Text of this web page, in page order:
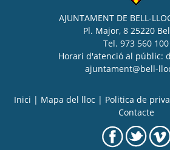
AJUNTAMENT DE BELL-
Pl. Major, 8 25220
Tel. 973 560 100
Horari d'atenció al públic:
ajuntament@bell-
Inici | Mapa del lloc | Politica de
Contacte